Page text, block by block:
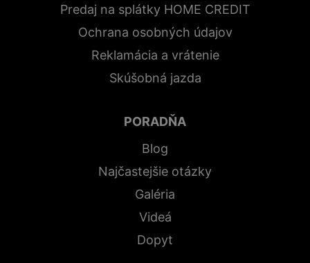
Predaj na splátky HOME CREDIT
Ochrana osobných údajov
Reklamácia a vrátenie
Skúšobná jazda
PORADŇA
Blog
Najčastejšie otázky
Galéria
Videá
Dopyt